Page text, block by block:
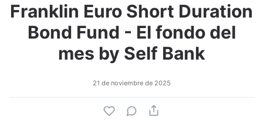
Franklin Euro Short Duration
Bond Fund - El fondo del
mes by Self Bank
21 de noviembre de 2025